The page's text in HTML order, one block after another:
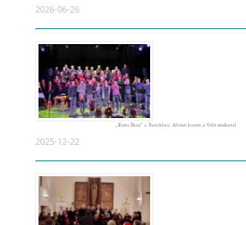
2026-06-26
„Közös Hang” a Bartókban: Adventi koncert a Góbé zenekarral
2025-12-22